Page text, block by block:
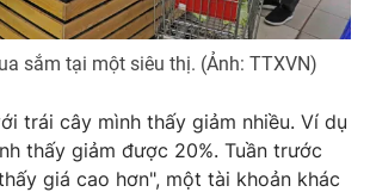
Infographic
VTV Thể thao
sắm tại một siêu thị. (Ảnh: TTXVN)
trái cây mình thấy giảm nhiều. Ví dụ
thấy giảm được 20%. Tuần trước
giá cao hơn", một tài khoản khác